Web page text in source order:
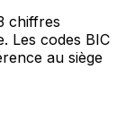
chiffres
Les codes BIC
au siège